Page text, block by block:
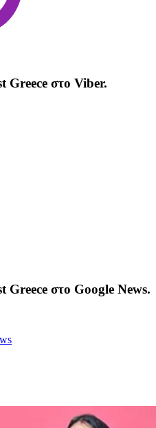
Greece στο Viber.
Greece στο Google News.